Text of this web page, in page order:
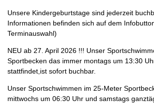
Unsere Kindergeburtstage sind jederzeit
Informationen befinden sich auf dem
Terminauswahl)
NEU ab 27. April 2026 !!! Unser
Sportbecken das immer montags um 13:30
stattfindet,ist sofort buchbar.
Unser Sportschwimmen im 25-Meter
mittwochs um 06:30 Uhr und samstags